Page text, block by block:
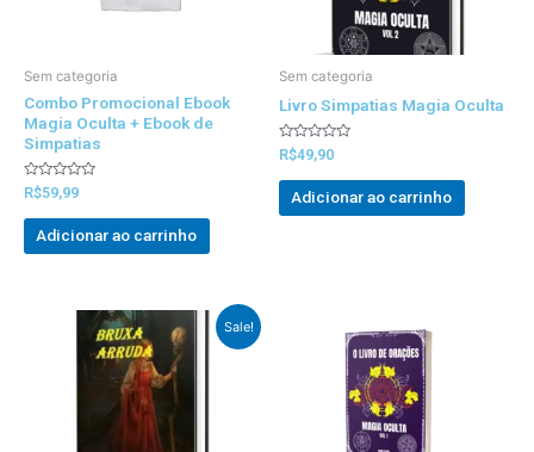
Sem categoria
Combo Promocional Ebook
Magia Oculta + Ebook de
Simpatias
Avaliado
0
out
R$59,99
Adicionar ao carrinho
Sem categoria
Livro Simpatias Magia Oculta
Avaliado
0
out
R$49,90
Adicionar ao carrinho
Sale!
Preço
Original
foi:
R$100,00.
atual
é:
R$69,99.